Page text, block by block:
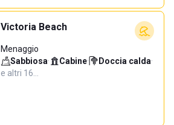
Victoria Beach
Menaggio
Sabbiosa· Cabine· Doccia calda·
e altri 16…